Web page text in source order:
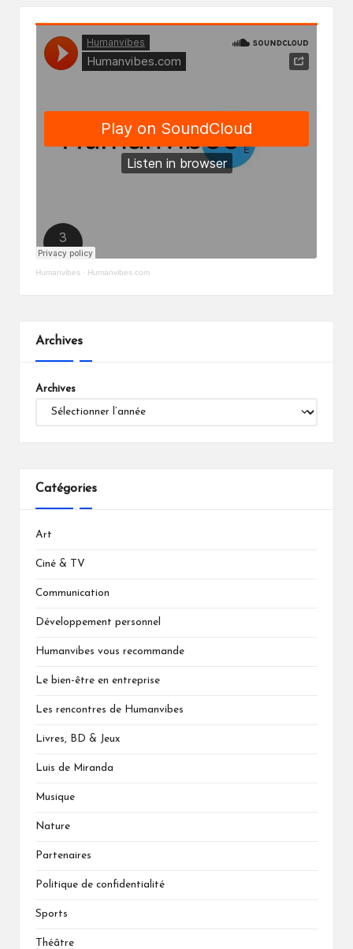
Humanvibes · Humanvibes.com
Archives
Archives
Catégories
Art
Ciné & TV
Communication
Développement personnel
Humanvibes vous recommande
Le bien-être en entreprise
Les rencontres de Humanvibes
Livres, BD & Jeux
Luis de Miranda
Musique
Nature
Partenaires
Politique de confidentialité
Sports
Théâtre